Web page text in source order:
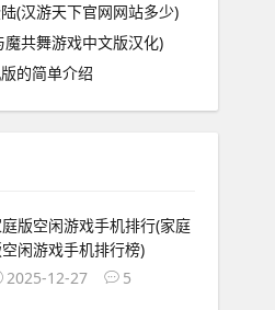
(汉游天下官网网站多少)
共舞游戏中文版汉化)
的简单介绍
版空闲游戏手机排行(家庭
闲游戏手机排行榜)
2025-12-27
5